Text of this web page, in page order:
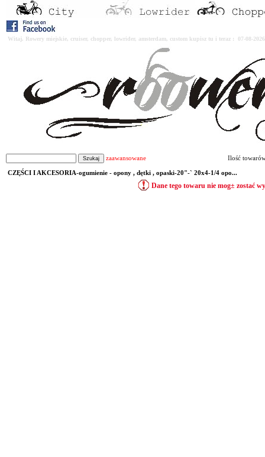
Witaj. Rowery miejskie, cruiser, chopper, lowrider, amsterdam, custom kupisz tu i teraz : 07-08-
zaawansowane Ilość
CZĘŚCI I AKCESORIA-ogumienie - opony , dętki , opaski-20"-` 20x4-1/4 opo...
Dane tego towaru nie mog± zostać